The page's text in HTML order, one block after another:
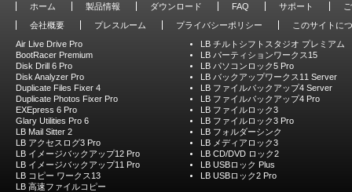
ホーム 製品情報 ダウンロード FAQ サポート
会社概要
プレスルーム プライバシーポリシー
このサイトに
Air Live Drive Pro
BootRacer Premium
Disk Drill 6 Pro
Disk Analyzer Pro
Duplicate Files Fixer 4
Duplicate Photos Fixer Pro
EXEpress 6 Pro
Glary Utilities Pro 6
LB Mail Sitter 2
LB アクセスログ3 Pro
LB イメージバックアップ12 Pro
LB イメージバックアップ11 Pro
LB コピー ワークス13
LB 高速ファイルコピー
LB チルトシフトスタジオ プレミアム
LB パーティションワークス15
LB パソコンロック5 Pro
LB バックアップワークス11 Server
LB ファイルバックアップ4 Server
LB ファイルバックアップ4 Pro
LB ファイルロック3
LB ファイルロック3 Pro
LB フォルダーシンク
LB メディアロック3
LB CD/DVD ロック2
LB USBロック Plus
LB USBロック2 Pro